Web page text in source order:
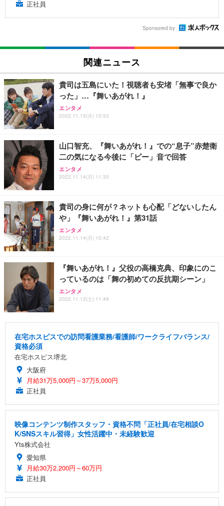
正社員
Sponsored by
関連ニュース
貴司は五島にいた！視聴者も安堵「無事で良か
った」…『舞いあがれ！』
エンタメ
2022.11.15(火) 10:53
山口智充、『舞いあがれ！』での“息子”赤楚衛
二の気になる今後に「ピー」音で回答
エンタメ
2022.11.14(月) 11:35
貴司の身に何が？ネットも心配「どないしたん
や」『舞いあがれ！』第31話
エンタメ
2022.11.14(月) 10:42
『舞いあがれ！』父役の高橋克典、印象にのこ
っているのは「舞の初めての反抗期シーン」
エンタメ
2022.11.12(土) 11:49
在宅ホスピスでの訪問看護業務/看護師/ワークライフバランス/
資格必須
在宅ホスピス堺北
大阪府
月給31万5,000円～37万5,000円
正社員
映像コンテンツ制作スタッフ・資格不問「正社員/在宅相談O
K/SNSスキル習得」女性活躍中・未経験歓迎
Yts株式会社
愛知県
月給30万2,200円～60万円
正社員